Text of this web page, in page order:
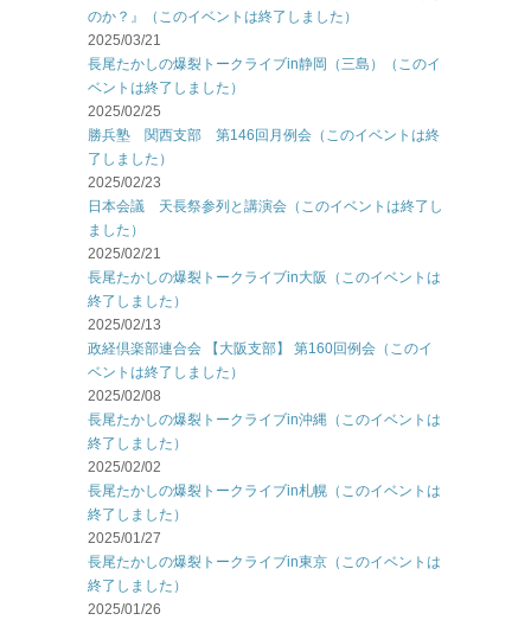
のか？』（このイベントは終了しました）
2025/03/21
長尾たかしの爆裂トークライブin静岡（三島）（このイ
ベントは終了しました）
2025/02/25
勝兵塾 関西支部 第146回月例会（このイベントは終
了しました）
2025/02/23
日本会議 天長祭参列と講演会（このイベントは終了し
ました）
2025/02/21
長尾たかしの爆裂トークライブin大阪（このイベントは
終了しました）
2025/02/13
政経倶楽部連合会 【大阪支部】 第160回例会（このイ
ベントは終了しました）
2025/02/08
長尾たかしの爆裂トークライブin沖縄（このイベントは
終了しました）
2025/02/02
長尾たかしの爆裂トークライブin札幌（このイベントは
終了しました）
2025/01/27
長尾たかしの爆裂トークライブin東京（このイベントは
終了しました）
2025/01/26